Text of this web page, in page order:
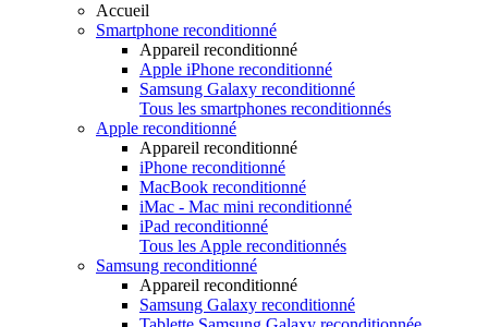
Accueil
Smartphone reconditionné
Appareil reconditionné
Apple iPhone reconditionné
Samsung Galaxy reconditionné
Tous les smartphones reconditionnés
Apple reconditionné
Appareil reconditionné
iPhone reconditionné
MacBook reconditionné
iMac - Mac mini reconditionné
iPad reconditionné
Tous les Apple reconditionnés
Samsung reconditionné
Appareil reconditionné
Samsung Galaxy reconditionné